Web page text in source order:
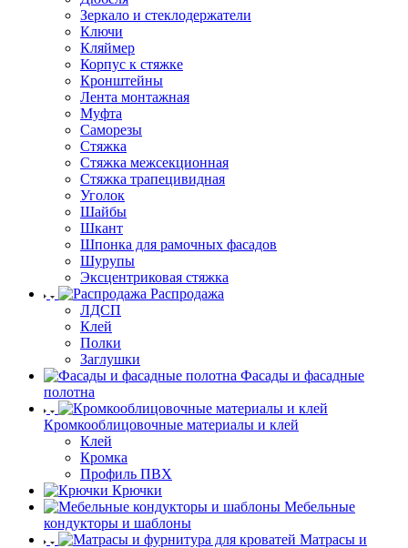
Зеркало и стеклодержатели
Ключи
Кляймер
Корпус к стяжке
Кронштейны
Лента монтажная
Муфта
Саморезы
Стяжка
Стяжка межсекционная
Стяжка трапецивидная
Уголок
Шайбы
Шкант
Шпонка для рамочных фасадов
Шурупы
Эксцентриковая стяжка
Распродажа
ЛДСП
Клей
Полки
Заглушки
Фасады и фасадные
полотна
Кромкооблицовочные материалы и клей
Клей
Кромка
Профиль ПВХ
Крючки
Мебельные
кондукторы и шаблоны
Матрасы и